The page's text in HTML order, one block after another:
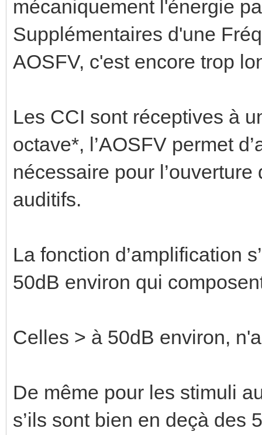
mécaniquement l'énergie
Supplémentaires d'une
AOSFV, c'est encore trop
Les CCI sont réceptives à
octave*, l’AOSFV permet
nécessaire pour
auditifs.
La fonction d’amplification
50dB environ qui
Celles > à 50dB environ,
De même pour les stimuli
s’ils sont bien en deçà des